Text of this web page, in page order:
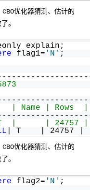
优化器猜测、估计的
。
explain;
flag1= 'N' ;
Name | Rows  |
|      |
| T    | 24757 |
by
)
优化器猜测、估计的
。
flag2= 'N' ;